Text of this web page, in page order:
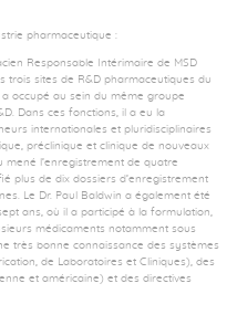
pharmaceutique :
Responsable Intérimaire de MSD
trois sites de R&D pharmaceutiques du
occupé au sein du même groupe
Dans ces fonctions, il a eu la
internationales et pluridisciplinaires
préclinique et clinique de nouveaux
mené l’enregistrement de quatre
plus de dix dossiers d’enregistrement
Le Dr. Paul Baldwin a également été
ans, où il a participé à la formulation,
médicaments notamment sous
très bonne connaissance des systèmes
de Laboratoires et Cliniques), des
et américaine) et des directives